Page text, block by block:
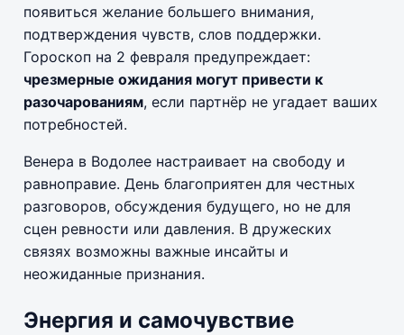
появиться желание большего внимания,
подтверждения чувств, слов поддержки.
Гороскоп на 2 февраля предупреждает:
чрезмерные ожидания могут привести к
разочарованиям, если партнёр не угадает ваших
потребностей.
Венера в Водолее настраивает на свободу и
равноправие. День благоприятен для честных
разговоров, обсуждения будущего, но не для
сцен ревности или давления. В дружеских
связях возможны важные инсайты и
неожиданные признания.
Энергия и самочувствие